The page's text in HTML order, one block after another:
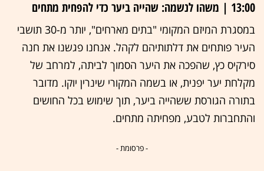
13:00 | משהו לנשמה: שהייה ביער כדי להפחית מתחים
במסגרת המיזם המקומי "בתים מארחים", יותר מ-30 תושבי
העיר פותחים את דלתותיהם לקהל. אנחנו פגשנו את חנה
סירקיס כץ, שהפכה את היער הסמוך לביתה, למרחב של
מקלחת יער יפנית, או בשמה המקורי שינרין יוקו. מדובר
בתורה הגורסת ששהייה ביער, תוך שימוש בכל החושים
והתחברות לטבע, מפחיתה מתחים.
- פרסומת -